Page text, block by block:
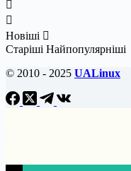
Новіші
Старіші Найпопулярніші
© 2010 - 2025 UALinux